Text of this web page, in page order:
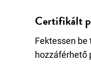
Certifikált
Fektessen
hozzáférhető